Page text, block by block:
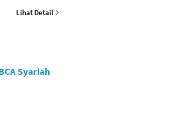
Lihat Detail
Syariah